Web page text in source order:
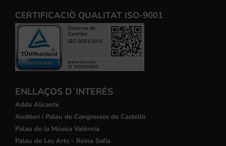
CERTIFICACIÒ QUALITAT ISO-9001
ENLLAÇOS D´INTERÉS
Adda Alicante
Auditori i Palau de Congressos de Castelló
Palau de la Música València
Palau de Les Arts - Reina Sofía